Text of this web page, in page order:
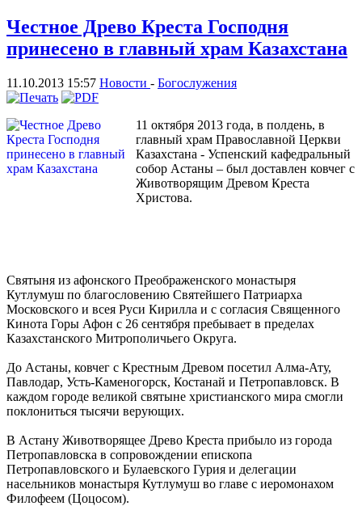
Честное Древо Креста Господня
принесено в главный храм Казахстана
11.10.2013 15:57 Новости - Богослужения
11 октября 2013 года, в полдень, в
главный храм Православной Церкви
Казахстана - Успенский кафедральный
собор Астаны – был доставлен ковчег с
Животворящим Древом Креста
Христова.
Святыня из афонского Преображенского монастыря
Кутлумуш по благословению Святейшего Патриарха
Московского и всея Руси Кирилла и с согласия Священного
Кинота Горы Афон с 26 сентября пребывает в пределах
Казахстанского Митрополичьего Округа.
До Астаны, ковчег с Крестным Древом посетил Алма-Ату,
Павлодар, Усть-Каменогорск, Костанай и Петропавловск. В
каждом городе великой святыне христианского мира смогли
поклониться тысячи верующих.
В Астану Животворящее Древо Креста прибыло из города
Петропавловска в сопровождении епископа
Петропавловского и Булаевского Гурия и делегации
насельников монастыря Кутлумуш во главе с иеромонахом
Филофеем (Цоцосом).